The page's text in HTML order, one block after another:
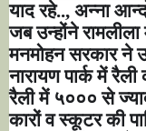
याद रहे.., अन्ना
जब उन्होंने
मनमोहन सरकार ने
नारायण पार्क में
रैली में ५००० से
कारों व स्कूटर की